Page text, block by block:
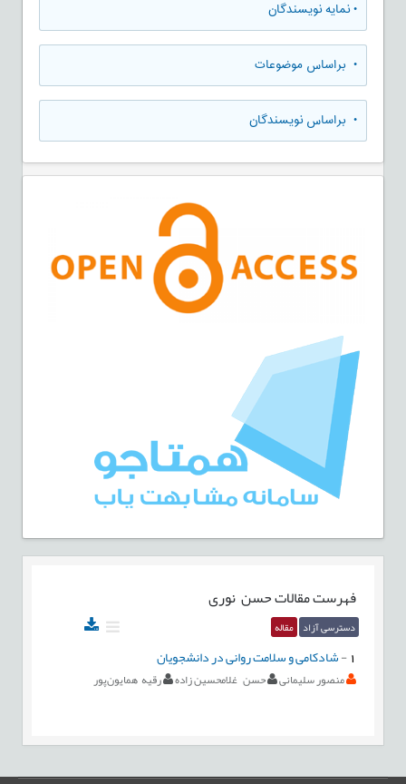
•نمایه نویسندگان
• براساس موضوعات
• براساس نویسندگان
فهرست مقالاتحسن نوری
دسترسی آزاد مقاله
-شادکامی و سلامت روانی در دانشجویان
منصور سلیمانی حسن غلامحسین زاده رقیه همایون‌پور